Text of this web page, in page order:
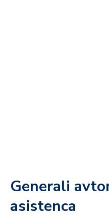
Generali
asistenca